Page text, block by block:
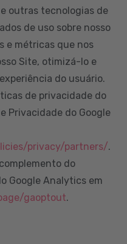
outras tecnologias de
de uso sobre nosso
e métricas que nos
Site, otimizá-lo e
do usuário.
de privacidade do
Privacidade do Google
privacy/partners/.
do
Google Analytics em
gaoptout.